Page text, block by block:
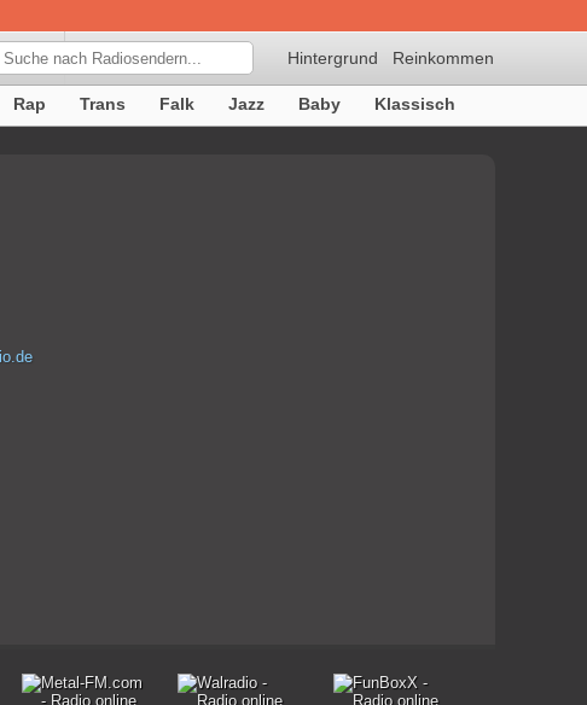
Reinkommen
Hintergrund
Rap Trans Falk Jazz Baby Klassisch